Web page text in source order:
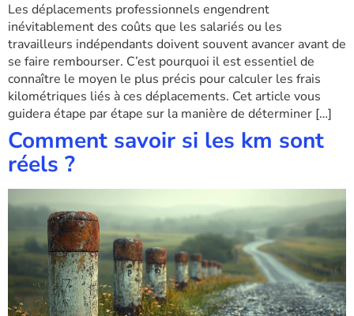
Les déplacements professionnels engendrent
inévitablement des coûts que les salariés ou les
travailleurs indépendants doivent souvent avancer avant de
se faire rembourser. C’est pourquoi il est essentiel de
connaître le moyen le plus précis pour calculer les frais
kilométriques liés à ces déplacements. Cet article vous
guidera étape par étape sur la manière de déterminer […]
Comment savoir si les km sont
réels ?